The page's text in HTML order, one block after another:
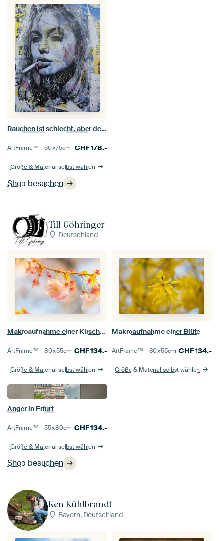
Shop besuchen
Rauchen ist schlecht, aber der Grund, warum ich rauche, ist schlimmer
ArtFrame™ –60×75cm CHF178.-
Größe & Material selbst wählen
Till Göhringer
Deutschland
Shop besuchen
Makroaufnahme einer Kirschblüte
ArtFrame™ –80×55cm CHF134.-
Größe & Material selbst wählen
Makroaufnahme einer Blüte
ArtFrame™ –80×55cm CHF134.-
Größe & Material selbst wählen
Anger in Erfurt
ArtFrame™ –55×80cm CHF134.-
Größe & Material selbst wählen
Ken Kühlbrandt
Bayern, Deutschland